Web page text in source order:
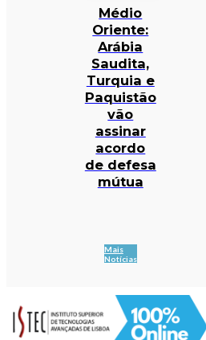
Médio
Oriente:
Arábia
Saudita,
Turquia e
Paquistão
vão
assinar
acordo
de defesa
mútua
Mais
Notícias